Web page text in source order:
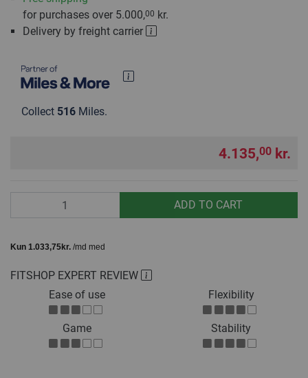
for purchases over 5.000,00 kr.
Delivery by freight carrier
Collect 516 Miles.
4.135,00 kr.
ADD TO CART
FITSHOP EXPERT REVIEW
Ease of use
Flexibility
Game Stability